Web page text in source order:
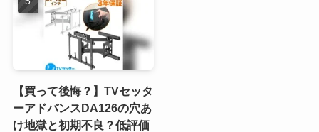
【買って後悔？】TVセッタ
ーアドバンスDA126の穴あ
け地獄と初期不良？低評価